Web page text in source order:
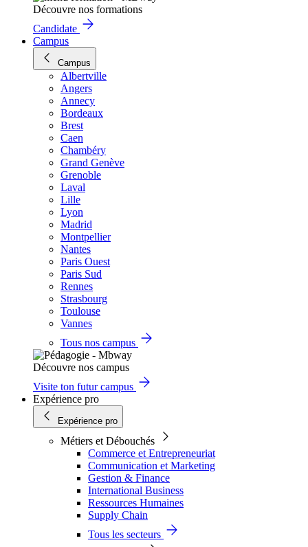
Découvre nos formations
Candidate
Campus
Campus
Albertville
Angers
Annecy
Bordeaux
Brest
Caen
Chambéry
Grand Genève
Grenoble
Laval
Lille
Lyon
Madrid
Montpellier
Nantes
Paris Ouest
Paris Sud
Rennes
Strasbourg
Toulouse
Vannes
Tous nos campus
Découvre nos campus
Visite ton futur campus
Expérience pro
Expérience pro
Métiers et Débouchés
Commerce et Entrepreneuriat
Communication et Marketing
Gestion & Finance
International Business
Ressources Humaines
Supply Chain
Tous les secteurs